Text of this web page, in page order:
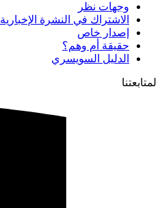
وجهات نظر
الاشتراك في النشرة الإخبارية
إصدار خاص
حقيقة أم وهم؟
الدليل السويسري
لمتابعتنا